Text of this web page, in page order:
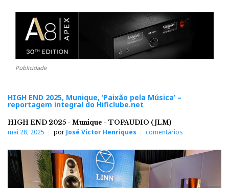
Publicidade
HIGH END 2025, Munique, ‘Paixão pela Música’ –
reportagem integral do Hificlube.net
HIGH END 2025 - Munique - TOPAUDIO (JLM)
mai 28, 2025 por José Victor Henriques comentários